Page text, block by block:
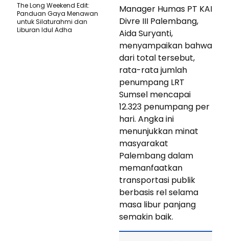
Manager Humas PT KAI
Divre III Palembang,
Aida Suryanti,
menyampaikan bahwa
dari total tersebut,
rata-rata jumlah
penumpang LRT
Sumsel mencapai
12.323 penumpang per
hari. Angka ini
menunjukkan minat
masyarakat
Palembang dalam
memanfaatkan
transportasi publik
berbasis rel selama
masa libur panjang
semakin baik.
The Long Weekend Edit:
Panduan Gaya Menawan
untuk Silaturahmi dan
Liburan Idul Adha